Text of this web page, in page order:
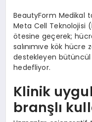
BeautyForm Medikal
Meta Cell Teknolojisi
ötesine geçerek;
salınımıve kök
destekleyen bütüncül
hedefliyor.
Klinik
branşlı